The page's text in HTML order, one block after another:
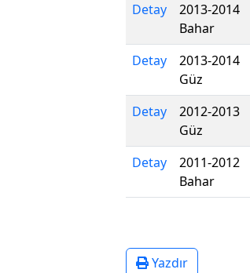
Detay
2013-2014
Bahar
Detay
2013-2014
Güz
Detay
2012-2013
Güz
Detay
2011-2012
Bahar
Yazdır